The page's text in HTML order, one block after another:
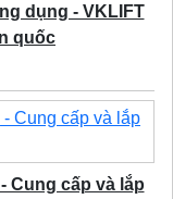
dụng - VKLIFT
quốc
Cung cấp và lắp